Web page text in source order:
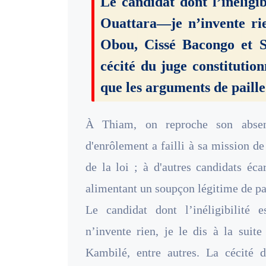
Ouattara—je n’invente
Obou, Cissé Bacongo et
cécité du juge
que les arguments de
À Thiam, on reproche son
d'enrôlement a failli à sa mission
de la loi ; à d'autres candidats
alimentant un soupçon légitime de
Le candidat dont l’inéligibilité
n’invente rien, je le dis à la suite
Kambilé, entre autres. La cécité